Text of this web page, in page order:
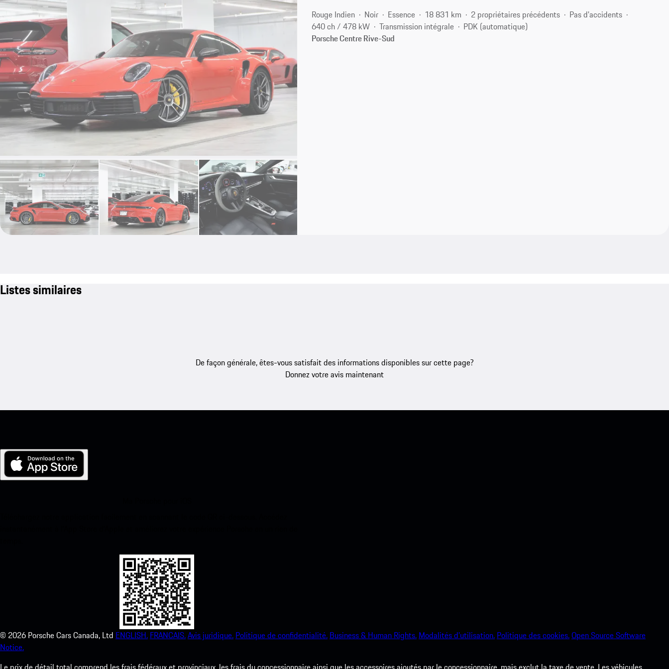
Rouge Indien Noir Essence 18 831 km 2 propriétaires précédents
Pas d'accidents
640 ch / 478 kW
Transmission intégrale
PDK (automatique)
Porsche Centre Rive-Sud
Listes similaires
De façon générale, êtes-vous satisfait des informations disponibles sur cette page?
Donnez votre avis maintenant
© 2026 Porsche Cars Canada, Ltd ENGLISH. FRANCAIS.Avis juridique. Politique de confidentialité. Business & Human Rights. Modalités d’utilisation. Politique des cookies.Open Source Software
Notice.